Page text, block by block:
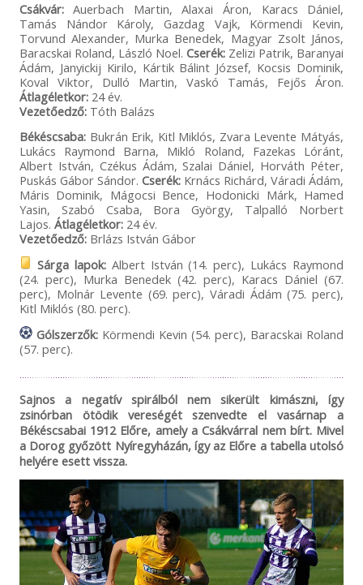
Csákvár:Auerbach Martin, Alaxai Áron, Karacs Dániel,
Tamás Nándor Károly, Gazdag Vajk, Körmendi Kevin,
Torvund Alexander, Murka Benedek, Magyar Zsolt János,
Baracskai Roland, László Noel. Cserék: Zelizi Patrik, Baranyai
Ádám, Janyickij Kirilo, Kártik Bálint József, Kocsis Dominik,
Koval Viktor, Dulló Martin, Vaskó Tamás, Fejős Áron.
Átlagéletkor:24 év.
Vezetőedző:Tóth Balázs
Békéscsaba:Bukrán Erik, Kitl Miklós, Zvara Levente Mátyás,
Lukács Raymond Barna, Mikló Roland, Fazekas Lóránt,
Albert István, Czékus Ádám, Szalai Dániel, Horváth Péter,
Puskás Gábor Sándor. Cserék: Krnács Richárd, Váradi Ádám,
Máris Dominik, Mágocsi Bence, Hodonicki Márk, Hamed
Yasin, Szabó Csaba, Bora György, Talpalló Norbert
Lajos. Átlagéletkor:24 év.
Vezetőedző:Brlázs István Gábor
Sárga lapok:Albert István (14. perc), Lukács Raymond
(24. perc), Murka Benedek (42. perc), Karacs Dániel (67.
perc), Molnár Levente (69. perc), Váradi Ádám (75. perc),
Kitl Miklós (80. perc).
Gólszerzők:Körmendi Kevin (54. perc), Baracskai Roland
(57. perc).
Sajnos a negatív spirálból nem sikerült kimászni, így
zsinórban ötödik vereségét szenvedte el vasárnap a
Békéscsabai 1912 Előre, amely a Csákvárral nem bírt. Mivel
a Dorog győzött Nyíregyházán, így az Előre a tabella utolsó
helyére esett vissza.